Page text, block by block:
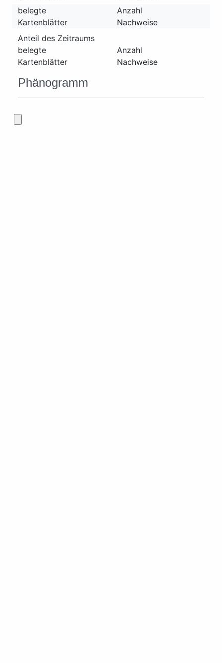
belegte
Kartenblätter
Anzahl
Nachweise
Anteil des Zeitraums
belegte
Kartenblätter
Anzahl
Nachweise
Phänogramm